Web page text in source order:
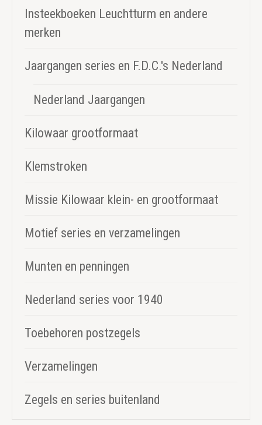
Insteekboeken Leuchtturm en andere
merken
Jaargangen series en F.D.C.'s Nederland
Nederland Jaargangen
Kilowaar grootformaat
Klemstroken
Missie Kilowaar klein- en grootformaat
Motief series en verzamelingen
Munten en penningen
Nederland series voor 1940
Toebehoren postzegels
Verzamelingen
Zegels en series buitenland